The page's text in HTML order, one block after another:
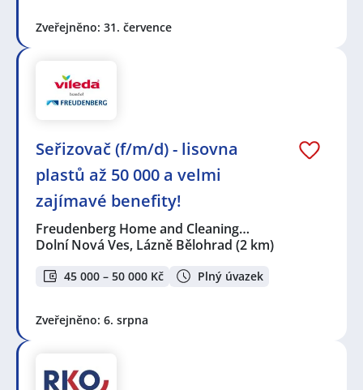
Zveřejněno: 31. července
Seřizovač (f/m/d) - lisovna
plastů až 50 000 a velmi
zajímavé benefity!
Freudenberg Home and Cleaning…
Dolní Nová Ves, Lázně Bělohrad (2 km)
45 000 – 50 000 Kč Plný úvazek
Zveřejněno: 6. srpna